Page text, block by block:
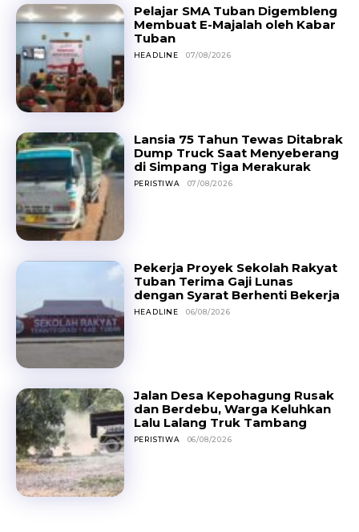
Pelajar SMA Tuban Digembleng
Membuat E-Majalah oleh Kabar
Tuban
HEADLINE 07/08/2026
Lansia 75 Tahun Tewas Ditabrak
Dump Truck Saat Menyeberang
di Simpang Tiga Merakurak
PERISTIWA 07/08/2026
Pekerja Proyek Sekolah Rakyat
Tuban Terima Gaji Lunas
dengan Syarat Berhenti Bekerja
HEADLINE 06/08/2026
Jalan Desa Kepohagung Rusak
dan Berdebu, Warga Keluhkan
Lalu Lalang Truk Tambang
PERISTIWA 06/08/2026